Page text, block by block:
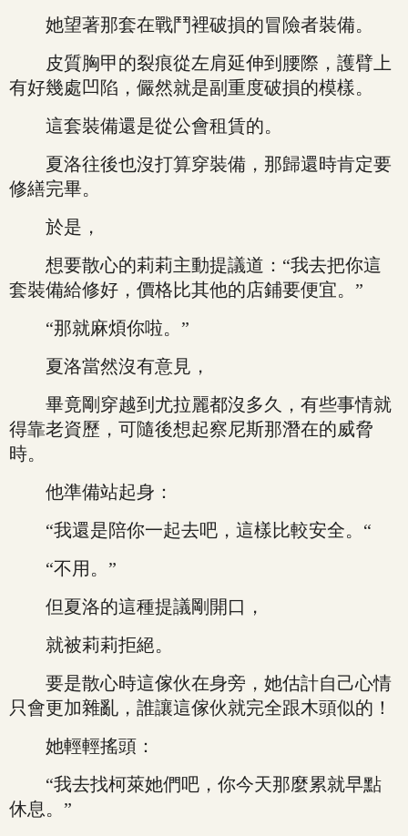
她望著那套在戰鬥裡破損的冒險者裝備。
皮質胸甲的裂痕從左肩延伸到腰際，護臂上
有好幾處凹陷，儼然就是副重度破損的模樣。
這套裝備還是從公會租賃的。
夏洛往後也沒打算穿裝備，那歸還時肯定要
修繕完畢。
於是，
想要散心的莉莉主動提議道：“我去把你這
套裝備給修好，價格比其他的店鋪要便宜。”
“那就麻煩你啦。”
夏洛當然沒有意見，
畢竟剛穿越到尤拉麗都沒多久，有些事情就
得靠老資歷，可隨後想起察尼斯那潛在的威脅
時。
他準備站起身：
“我還是陪你一起去吧，這樣比較安全。“
“不用。”
但夏洛的這種提議剛開口，
就被莉莉拒絕。
要是散心時這傢伙在身旁，她估計自己心情
只會更加雜亂，誰讓這傢伙就完全跟木頭似的！
她輕輕搖頭：
“我去找柯萊她們吧，你今天那麼累就早點
休息。”